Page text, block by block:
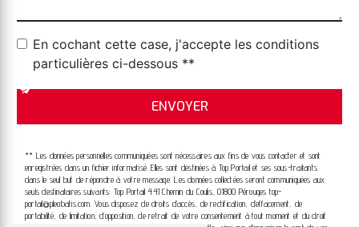
En cochant cette case, j'accepte les conditions
particulières ci-dessous **
ENVOYER
** Les données personnelles communiquées sont nécessaires aux fins de vous contacter et sont
enregistrées dans un fichier informatisé. Elles sont destinées à Top Portail et ses sous-traitants
dans le seul but de répondre à votre message. Les données collectées seront communiquées aux
seuls destinataires suivants: Top Portail 441 Chemin du Coulis, 01800 Pérouges top-
portail@pleobatis.com. Vous disposez de droits d’accès, de rectification, d’effacement, de
portabilité, de limitation, d’opposition, de retrait de votre consentement à tout moment et du droit